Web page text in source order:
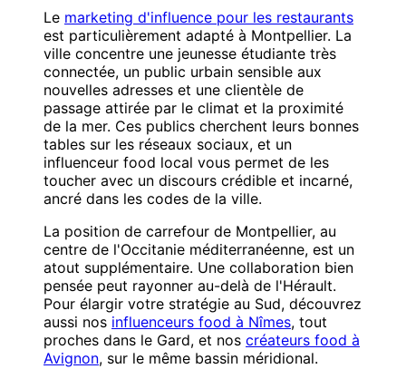
Le marketing d'influence pour les restaurants
est particulièrement adapté à Montpellier. La
ville concentre une jeunesse étudiante très
connectée, un public urbain sensible aux
nouvelles adresses et une clientèle de
passage attirée par le climat et la proximité
de la mer. Ces publics cherchent leurs bonnes
tables sur les réseaux sociaux, et un
influenceur food local vous permet de les
toucher avec un discours crédible et incarné,
ancré dans les codes de la ville.
La position de carrefour de Montpellier, au
centre de l'Occitanie méditerranéenne, est un
atout supplémentaire. Une collaboration bien
pensée peut rayonner au-delà de l'Hérault.
Pour élargir votre stratégie au Sud, découvrez
aussi nos influenceurs food à Nîmes, tout
proches dans le Gard, et nos créateurs food à
Avignon, sur le même bassin méridional.